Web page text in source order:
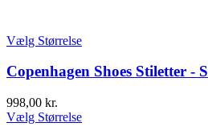
Vælg Størrelse
Copenhagen Shoes Stiletter -
998,00 kr.
Vælg Størrelse